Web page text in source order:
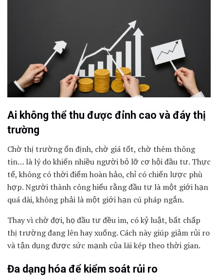
Ai không thể thu được đỉnh cao và đáy thị
trường
Chờ thị trường ổn định, chờ giá tốt, chờ thêm thông
tin… là lý do khiến nhiều người bỏ lỡ cơ hội đầu tư. Thực
tế, không có thời điểm hoàn hảo, chỉ có chiến lược phù
hợp. Người thành công hiểu rằng đầu tư là một giới hạn
quá dài, không phải là một giới hạn cú pháp ngắn.
Thay vì chờ đợi, họ đầu tư đều im, có kỷ luật, bất chấp
thị trường đang lên hay xuống. Cách này giúp giảm rủi ro
và tận dụng được sức mạnh của lãi kép theo thời gian.
Đa dạng hóa để kiểm soát rủi ro